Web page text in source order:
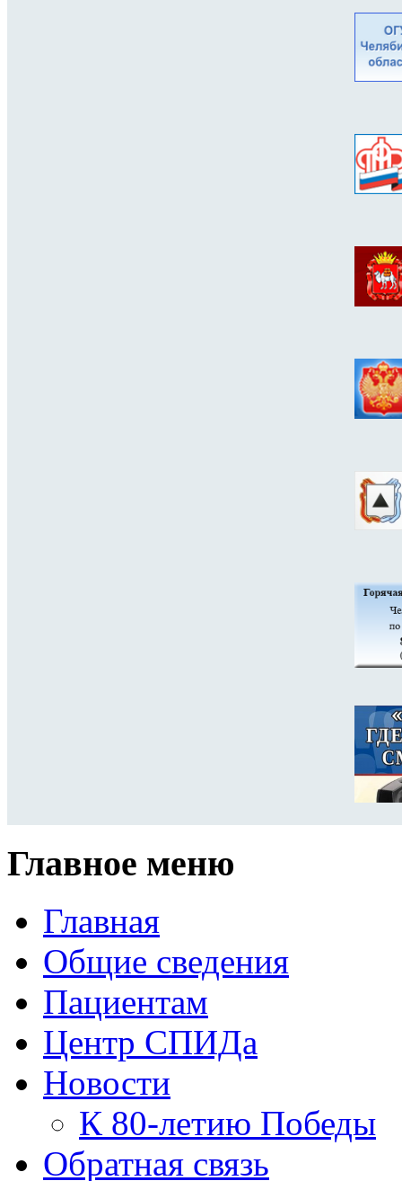
Главное меню
Главная
Общие сведения
Пациентам
Центр СПИДа
Новости
К 80-летию Победы
Обратная связь